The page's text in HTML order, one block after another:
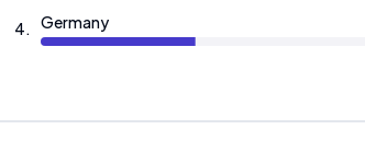
4. Germany